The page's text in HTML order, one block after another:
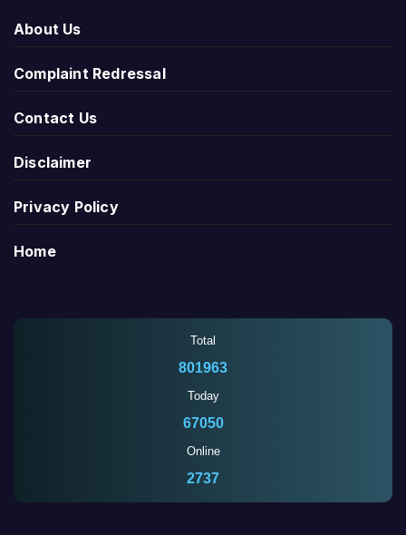
About Us
Complaint Redressal
Contact Us
Disclaimer
Privacy Policy
Home
Total
801963
Today
67050
Online
2737